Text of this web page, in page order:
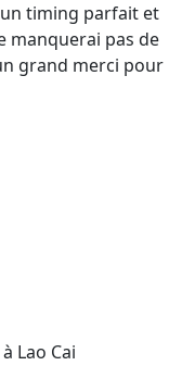
timing parfait et
manquerai pas de
grand merci pour
Lao Cai